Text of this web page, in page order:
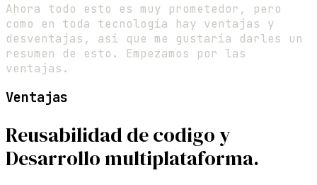
Ahora todo esto es muy prometedor, pero
como en toda tecnología hay ventajas y
desventajas, asi que me gustaria darles un
resumen de esto. Empezamos por las
ventajas.
Ventajas
Reusabilidad de codigo y
Desarrollo multiplataforma.